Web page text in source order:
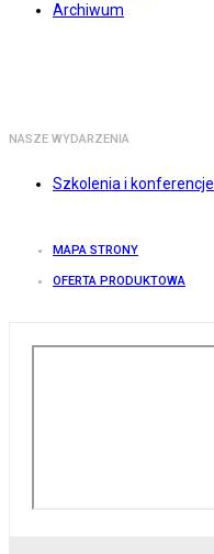
Archiwum
NASZE WYDARZENIA
Szkolenia i konferencje
MAPA STRONY
OFERTA PRODUKTOWA